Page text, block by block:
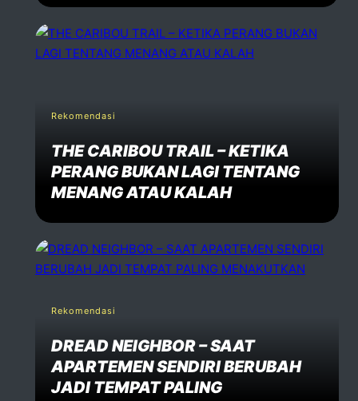
Rekomendasi
THE CARIBOU TRAIL – KETIKA
PERANG BUKAN LAGI TENTANG
MENANG ATAU KALAH
Rekomendasi
DREAD NEIGHBOR – SAAT
APARTEMEN SENDIRI BERUBAH
JADI TEMPAT PALING